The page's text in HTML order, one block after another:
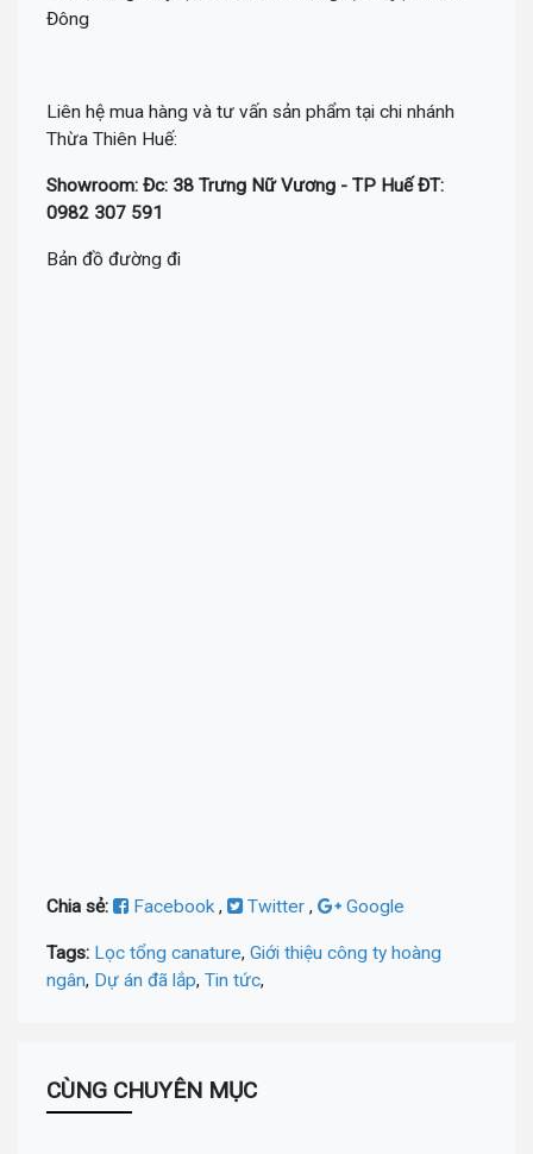
Đông
Liên hệ mua hàng và tư vấn sản phẩm tại chi nhánh
Thừa Thiên Huế:
Showroom: Đc: 38 Trưng Nữ Vương - TP Huế ĐT:
0982 307 591
Bản đồ đường đi
Chia sẻ: Facebook, Twitter , Google
Tags: Lọc tổng canature, Giới thiệu công ty hoàng
ngân, Dự án đã lắp, Tin tức,
CÙNG CHUYÊN MỤC